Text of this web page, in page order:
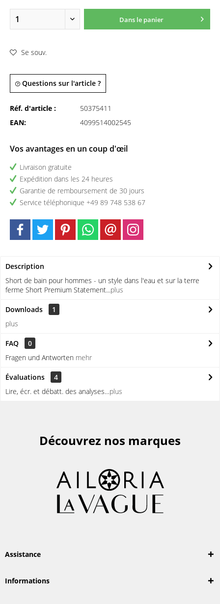
Dans le panier
Se souv.
Questions sur l'article ?
Réf. d'article :
50375411
EAN:
4099514002545
Vos avantages en un coup d'œil
Livraison gratuite
Expédition dans les 24 heures
Garantie de remboursement de 30 jours
Service téléphonique +49 89 748 538 67
Description
Short de bain pour hommes - un style dans l'eau et sur la terre
ferme Short Premium Statement...plus
Downloads
1
plus
FAQ
0
Fragen und Antworten mehr
Évaluations
4
Lire, écr. et débatt. des analyses…plus
Découvrez nos marques
Assistance
Informations